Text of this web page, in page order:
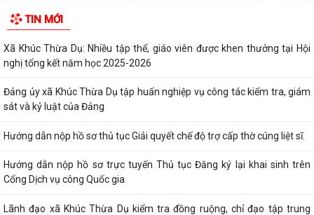
TIN MỚI
Xã Khúc Thừa Dụ: Nhiều tập thể, giáo viên được khen thưởng tại Hội
nghị tổng kết năm học 2025-2026
Đảng ủy xã Khúc Thừa Dụ tập huấn nghiệp vụ công tác kiểm tra, giám
sát và kỷ luật của Đảng
Hướng dẫn nộp hồ sơ thủ tục Giải quyết chế độ trợ cấp thờ cúng liệt sĩ.
Hướng dẫn nộp hồ sơ trực tuyến Thủ tục Đăng ký lại khai sinh trên
Cổng Dịch vụ công Quốc gia
Lãnh đạo xã Khúc Thừa Dụ kiểm tra đồng ruộng, chỉ đạo tập trung